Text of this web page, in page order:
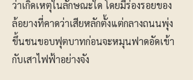
ว่าเกิดเหตุในลักษณะใด โดยมีร่องรอยของ
ล้อยางที่คาดว่าเสียหลักตั้งแต่กลางถนนพุ่ง
ขึ้นชนขอบฟุตบาทก่อนจะหมุนฟาดอัดเข้า
กับเสาไฟฟ้าอย่างจัง